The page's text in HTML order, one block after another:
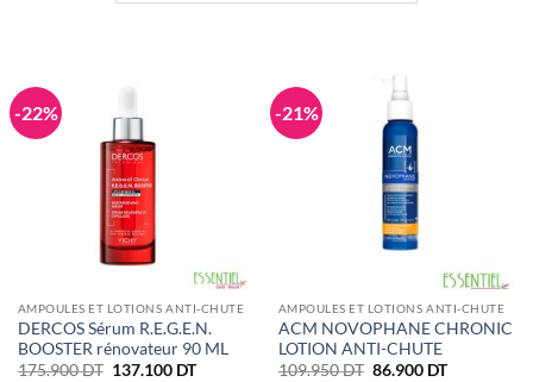
-22%
AMPOULES ET LOTIONS ANTI-CHUTE
DERCOS Sérum R.E.G.E.N.
BOOSTER rénovateur 90 ML
175.900DT Le
137.100 DTLe
-21%
AMPOULES ET LOTIONS ANTI-CHUTE
ACM NOVOPHANE CHRONIC
LOTION ANTI-CHUTE
109.950DT Le
86.900 DTLe